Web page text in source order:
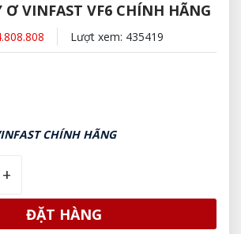
Ơ VINFAST VF6 CHÍNH HÃNG
Lượt xem: 435419
CHÍNH HÃNG
+
ĐẶT HÀNG